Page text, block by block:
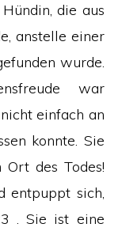
die aus
anstelle einer
wurde.
war
einfach an
konnte. Sie
des Todes!
entpuppt sich,
. Sie ist eine